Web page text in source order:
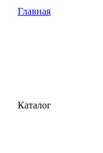
Главная
Каталог